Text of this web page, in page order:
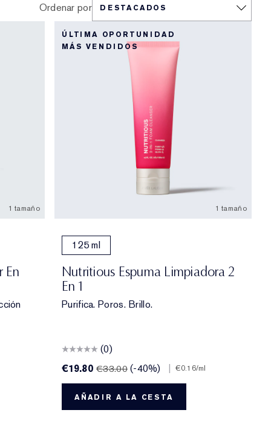
Ordenar por
1 tamaño
En
ÚLTIMA OPORTUNIDAD
MÁS VENDIDOS
1 tamaño
125 ml
Nutritious Espuma Limpiadora 2
En 1
Purifica. Poros. Brillo.
(0)
€19.80€33.00 (-40%) €0.16/ml
AÑADIR A LA CESTA